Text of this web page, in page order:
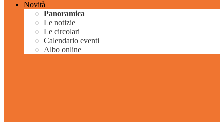
Novità
Panoramica
Le notizie
Le circolari
Calendario eventi
Albo online